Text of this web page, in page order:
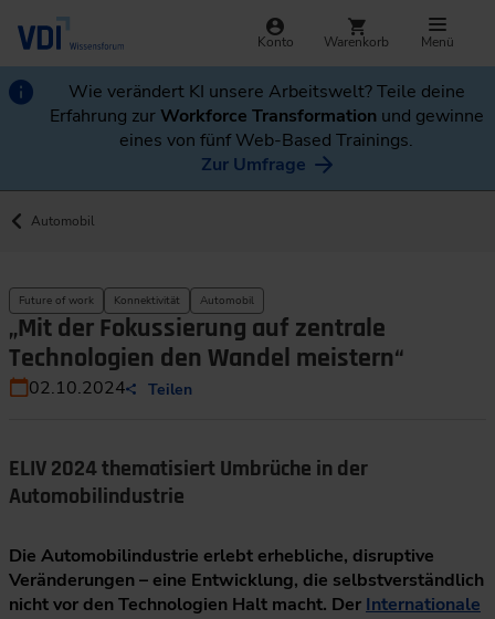
Konto Warenkorb Menü
Wie verändert KI unsere Arbeitswelt? Teile deine
Erfahrung zurWorkforce Transformation und gewinne
eines von fünf Web-Based Trainings.
Zur Umfrage
Automobil
Future of work Konnektivität Automobil
„Mit der Fokussierung auf zentrale
Technologien den Wandel meistern“
02.10.2024 Teilen
ELIV 2024 thematisiert Umbrüche in der
Automobilindustrie
Die Automobilindustrie erlebt erhebliche, disruptive
Veränderungen – eine Entwicklung, die selbstverständlich
nicht vor den Technologien Halt macht. Der Internationale